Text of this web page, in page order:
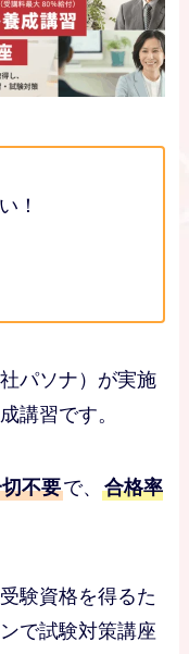
！
パソナ）が実施
講習です。
不要で、合格率
験資格を得るた
で試験対策講座